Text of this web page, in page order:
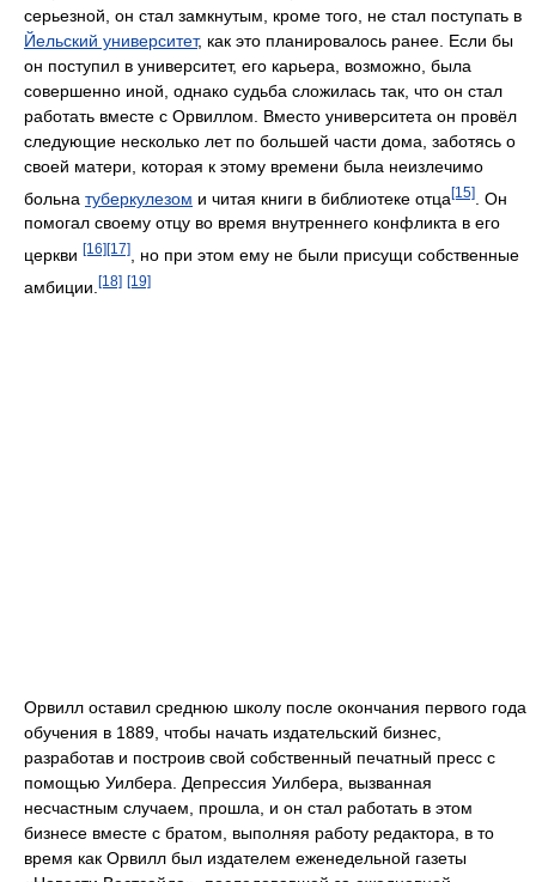
серьезной, он стал замкнутым, кроме того, не стал поступать в
Йельский университет, как это планировалось ранее. Если бы
он поступил в университет, его карьера, возможно, была
совершенно иной, однако судьба сложилась так, что он стал
работать вместе с Орвиллом. Вместо университета он провёл
следующие несколько лет по большей части дома, заботясь о
своей матери, которая к этому времени была неизлечимо
больна туберкулезом и читая книги в библиотеке отца[15]
. Он
помогал своему отцу во время внутреннего конфликта в его
церкви [16] [17]
, но при этом ему не были присущи собственные
амбиции. [18] [19]
Орвилл оставил среднюю школу после окончания первого года
обучения в 1889, чтобы начать издательский бизнес,
разработав и построив свой собственный печатный пресс с
помощью Уилбера. Депрессия Уилбера, вызванная
несчастным случаем, прошла, и он стал работать в этом
бизнесе вместе с братом, выполняя работу редактора, в то
время как Орвилл был издателем еженедельной газеты